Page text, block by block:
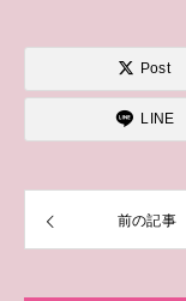
Post
LINE
前の記事